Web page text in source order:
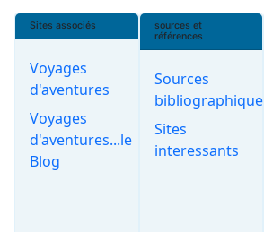
Sites associés
Voyages
d'aventures
Voyages
d'aventures...le
Blog
sources et
références
Sources
bibliographiques
Sites
interessants